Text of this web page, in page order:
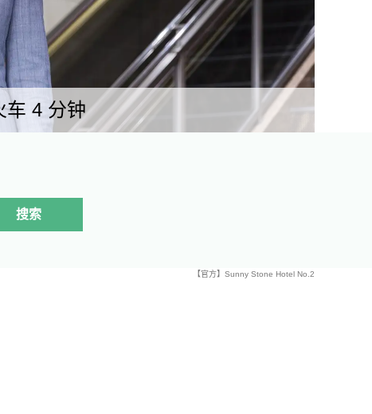
车 4 分钟
搜索
【官方】Sunny Stone Hotel No.2